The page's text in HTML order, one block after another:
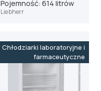
SRPvg 6501
Pojemność: 614 litrów
Liebherr
Chłodziarki laboratoryjne i
farmaceutyczne